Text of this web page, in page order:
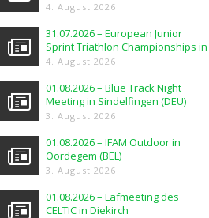
4. August 2026
31.07.2026 – European Junior
Sprint Triathlon Championships in
Elblag (POL)
4. August 2026
01.08.2026 – Blue Track Night
Meeting in Sindelfingen (DEU)
3. August 2026
01.08.2026 – IFAM Outdoor in
Oordegem (BEL)
3. August 2026
01.08.2026 – Lafmeeting des
CELTIC in Diekirch